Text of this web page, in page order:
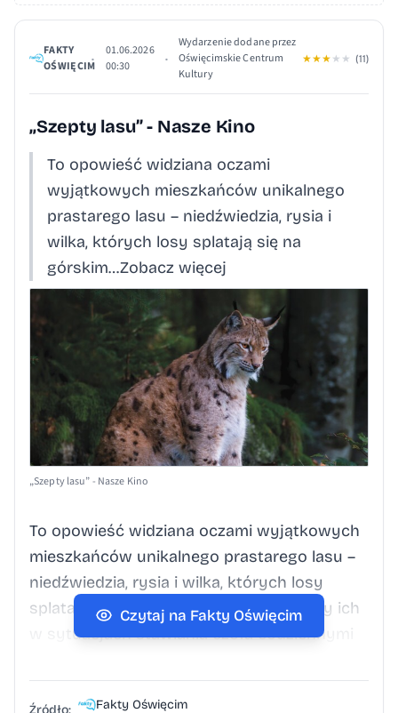
FAKTY
OŚWIĘCIM
•
01.06.2026
00:30
•
Wydarzenie dodane przez
Oświęcimskie Centrum
Kultury
★★★ ★ ★ (11)
„Szepty lasu” - Nasze Kino
To opowieść widziana oczami
wyjątkowych mieszkańców unikalnego
prastarego lasu – niedźwiedzia, rysia i
wilka, których losy splatają się na
górskim…Zobacz więcej
„Szepty lasu” - Nasze Kino
To opowieść widziana oczami wyjątkowych
mieszkańców unikalnego prastarego lasu –
niedźwiedzia, rysia i wilka, których losy
splatają się na górskim szlaku. Poznamy ich
w sytuacjach stawiania czoła codziennymi
i wychowaniem młodych,
Czytaj na Fakty Oświęcim
Źródło: Fakty Oświęcim